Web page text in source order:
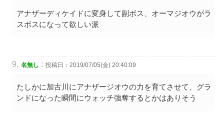
アナザーディケイドに変身して副ボス、オーマジオウがラ
スボスになって欲しい派
名無し : 投稿日：2019/07/05(金) 20:40:09
たしかに加古川にアナザージオウの力を育てさせて、グラ
ンドになった瞬間にウォッチ強奪するとかはありそう